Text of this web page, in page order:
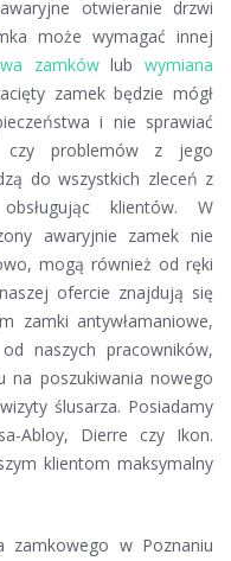
otwieranie drzwi
może wymagać innej
zamkówlubwymiana
zamek będzie mógł
i nie sprawiać
czy problemów z jego
do wszystkich zleceń z
klientów. W
awaryjnie zamek nie
mogą również od ręki
ofercie znajdują się
zamki antywłamaniowe,
naszych pracowników,
na poszukiwania nowego
ślusarza. Posiadamy
Abloy, Dierre czy Ikon.
klientom maksymalny
zamkowego w Poznaniu